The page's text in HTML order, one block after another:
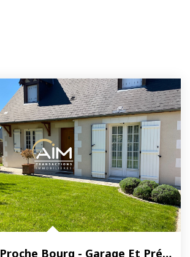
Ballan Miré Proche Bourg - Garage Et Préau